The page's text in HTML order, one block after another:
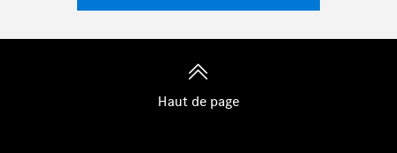
Haut de page